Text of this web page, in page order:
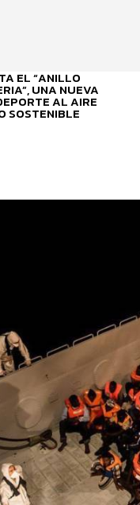
EL “ANILLO
UNA NUEVA
AL AIRE
SOSTENIBLE